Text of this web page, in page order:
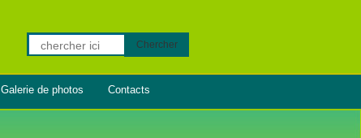
Chercher
Galerie de photos Contacts